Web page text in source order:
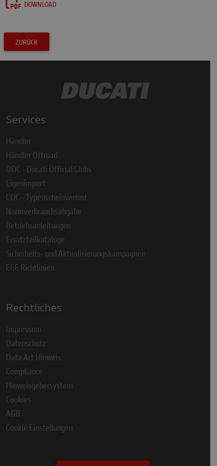
DOWNLOAD
ZURÜCK
Services
Händler
Händler Offroad
DOC - Ducati Official Clubs
Eigenimport
COC - Typenscheinverlust
Normverbrauchsabgabe
Betriebsanleitungen
Ersatzteilkataloge
Sicherheits- und Aktualisierungskampagnen
ECE Richtlinien
Rechtliches
Impressum
Datenschutz
Data Act Hinweis
Compliance
Hinweisgebersystem
Cookies
AGB
Cookie Einstellungen